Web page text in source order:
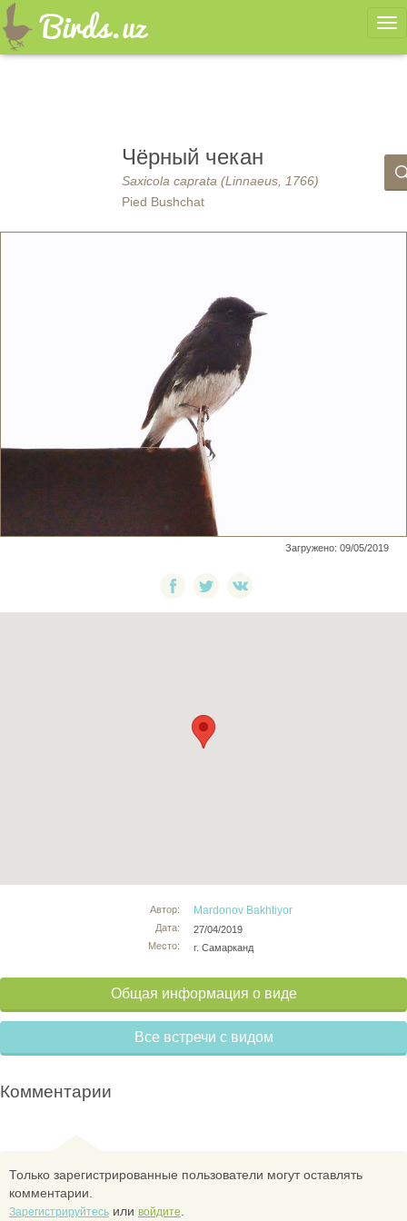
Чёрный чекан
Saxicola caprata (Linnaeus, 1766)
Pied Bushchat
Загружено: 09/05/2019
Автор:
Дата:
Место:
Mardonov Bakhtiyor
27/04/2019
г. Самарканд
Общая информация о виде
Все встречи с видом
Комментарии
Только зарегистрированные пользователи могут оставлять
комментарии.
Зарегистрируйтесь или войдите